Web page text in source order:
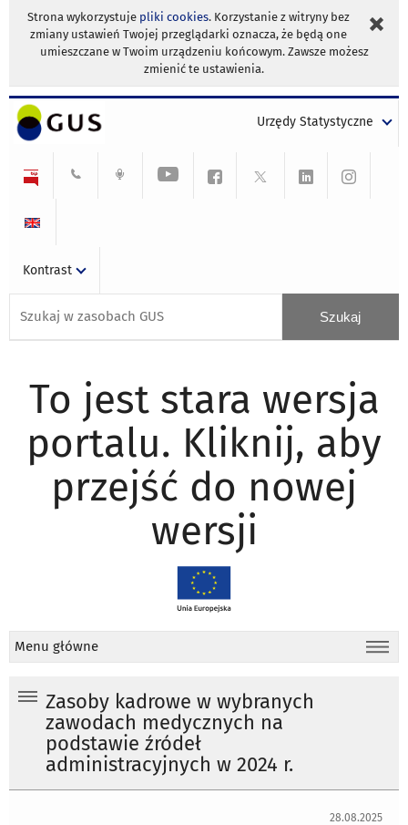
Strona wykorzystuje pliki cookies. Korzystanie z witryny bez
zmiany ustawień Twojej przeglądarki oznacza, że będą one
umieszczane w Twoim urządzeniu końcowym. Zawsze możesz
zmienić te ustawienia.
Urzędy Statystyczne
Kontrast
To jest stara wersja
portalu. Kliknij, aby
przejść do nowej
wersji
Menu główne
Zasoby kadrowe w wybranych
zawodach medycznych na
podstawie źródeł
administracyjnych w 2024 r.
28.08.2025